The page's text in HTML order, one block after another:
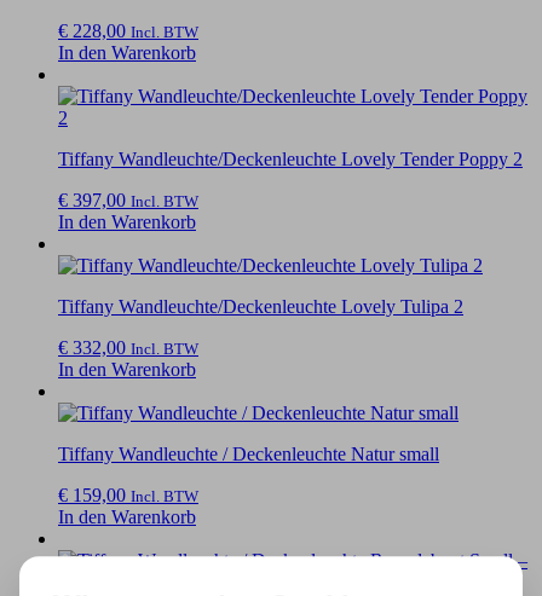
€ 228,00 Incl. BTW
In den Warenkorb
Tiffany Wandleuchte/Deckenleuchte Lovely Tender Poppy 2
€ 397,00 Incl. BTW
In den Warenkorb
Tiffany Wandleuchte/Deckenleuchte Lovely Tulipa 2
€ 332,00 Incl. BTW
In den Warenkorb
Tiffany Wandleuchte / Deckenleuchte Natur small
€ 159,00 Incl. BTW
In den Warenkorb